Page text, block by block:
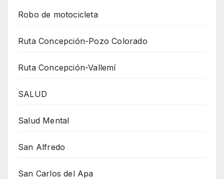
Robo de motocicleta
Ruta Concepción-Pozo Colorado
Ruta Concepción-Vallemí
SALUD
Salud Mental
San Alfredo
San Carlos del Apa